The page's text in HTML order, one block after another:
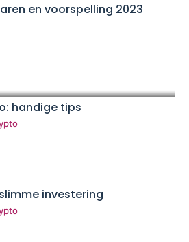
en voorspelling 2023
handige tips
investering